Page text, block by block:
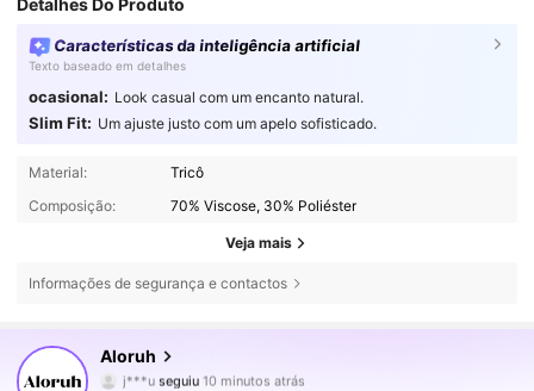
Características da inteligência artificial
Texto baseado em detalhes
ocasional: Look casual com um encanto natural.
Slim Fit: Um ajuste justo com um apelo sofisticado.
Material:
Tricô
Composição:
70% Viscose, 30% Poliéster
Veja mais
Informações de segurança e contactos
Aloruh
j***useguiu
m***lestá a navegar